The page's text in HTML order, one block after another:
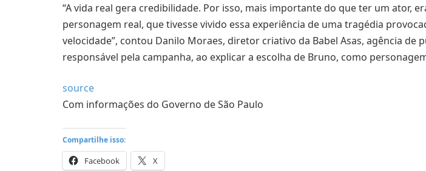
“A vida real gera credibilidade. Por isso, mais importante do que ter um ator,
personagem real, que tivesse vivido essa experiência de uma tragédia
velocidade”, contou Danilo Moraes, diretor criativo da Babel Asas, agência de
responsável pela campanha, ao explicar a escolha de Bruno, como
source
Com informações do Governo de São Paulo
Compartilhe isso:
Facebook X